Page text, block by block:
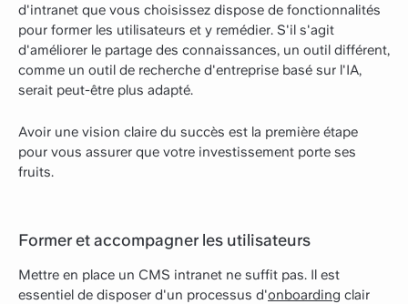
d'intranet que vous choisissez dispose de fonctionnalités
pour former les utilisateurs et y remédier. S'il s'agit
d'améliorer le partage des connaissances, un outil différent,
comme un outil de recherche d'entreprise basé sur l'IA,
serait peut-être plus adapté.
Avoir une vision claire du succès est la première étape
pour vous assurer que votre investissement porte ses
fruits.
Former et accompagner les utilisateurs
Mettre en place un CMS intranet ne suffit pas. Il est
essentiel de disposer d'un processus d'onboarding clair